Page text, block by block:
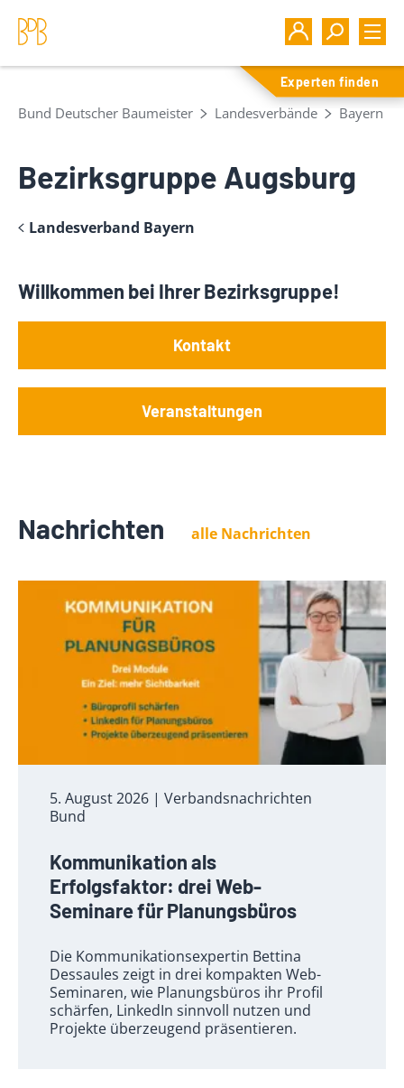
Experten finden
Bund Deutscher Baumeister Landesverbände Bayern
Bezirksgruppe Augsburg
Landesverband Bayern
Willkommen bei Ihrer Bezirksgruppe!
Veranstaltungen
Kontakt
Nachrichten alle Nachrichten
5. August 2026 | Verbandsnachrichten
Bund
Kommunikation als
Erfolgsfaktor: drei Web-
Seminare für Planungsbüros
Die Kommunikationsexpertin Bettina
Dessaules zeigt in drei kompakten Web-
Seminaren, wie Planungsbüros ihr Profil
schärfen, LinkedIn sinnvoll nutzen und
Projekte überzeugend präsentieren.